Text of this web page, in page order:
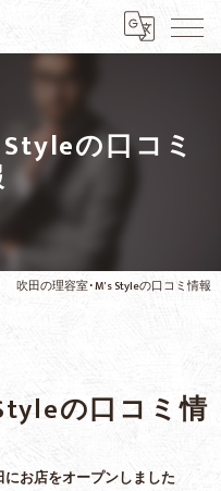
の口コミ
吹田の理容室･M's Styleの口コミ情報
お店をオープンしました
の口コミ情